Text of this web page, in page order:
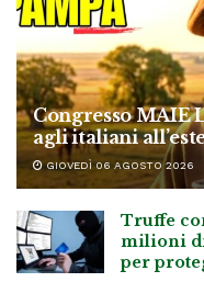
Congresso MAIE
agli italiani
GIOVEDÌ 06 AGOSTO 2026
Truffe
milioni
per